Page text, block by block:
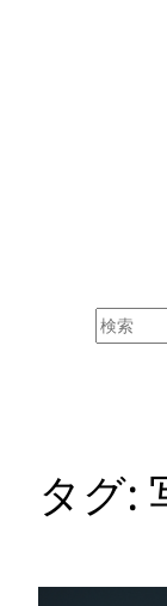
タグ: